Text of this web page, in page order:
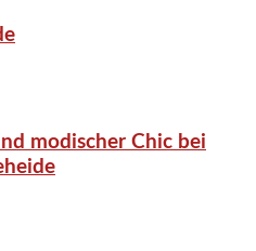
modischer Chic bei